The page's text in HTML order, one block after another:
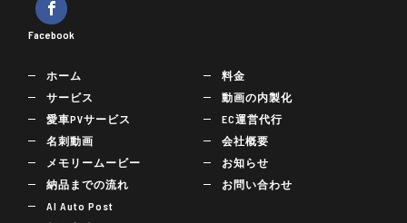
Facebook
ホーム
サービス
愛車PVサービス
名刺動画
メモリームービー
納品までの流れ
AI Auto Post
料金
動画の内製化
EC運営代行
会社概要
お知らせ
お問い合わせ